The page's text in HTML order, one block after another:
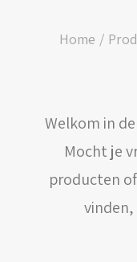
WEBSHOP
LOGIN /
Home
Welkom in
Mocht je
producten
vinden,